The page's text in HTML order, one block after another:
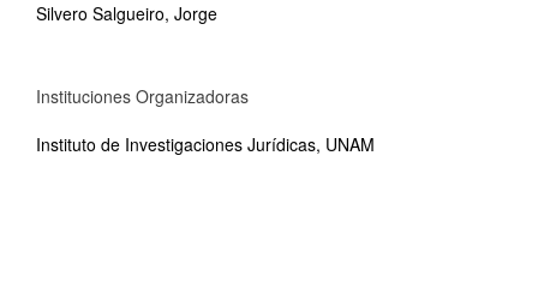
Silvero Salgueiro, Jorge
Instituciones Organizadoras
Instituto de Investigaciones Jurídicas, UNAM